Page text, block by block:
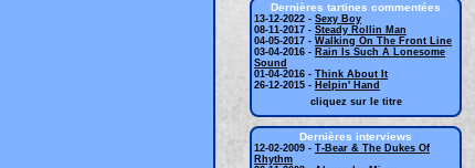
Dernières tartines commentées
13-12-2022 - Sexy Boy
08-11-2017 - Steady Rollin Man
04-05-2017 - Walking On The Front Line
03-04-2016 - Rain Is Such A Lonesome
Sound
01-04-2016 - Think About It
26-12-2015 - Helpin' Hand
cliquez sur le titre
Dernières interviews
12-02-2009 - T-Bear & The Dukes Of
Rhythm